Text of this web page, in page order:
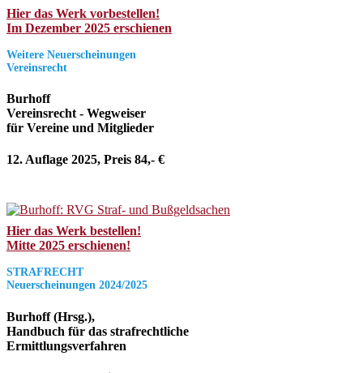
Hier das Werk vorbestellen!
Im Dezember 2025 erschienen
Weitere Neuerscheinungen
Vereinsrecht
Burhoff
Vereinsrecht - Wegweiser
für Vereine und Mitglieder
12. Auflage 2025, Preis 84,- €
Hier das Werk bestellen!
Mitte 2025 erschienen!
STRAFRECHT
Neuerscheinungen 2024/2025
Burhoff (Hrsg.),
Handbuch für das strafrechtliche
Ermittlungsverfahren